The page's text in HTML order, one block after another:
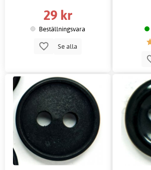
29 kr
Beställningsvara
Se alla